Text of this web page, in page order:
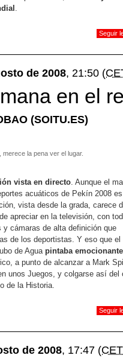
.
Seguir
de 2008, 21:50
en el
(SOITU.ES)
la pena ver el lugar.
vista en directo. Aunque el
acuáticos de Pekín 2008 es
vista desde la grada, carece
apreciar en la televisión, con
cámaras de alta definición que
de los deportistas. Y eso que el
de Aguapintaba emocionante
a punto de alcanzar a Mark
unos Juegos, y colgarse así del
de la Historia.
Seguir
de 2008, 17:47